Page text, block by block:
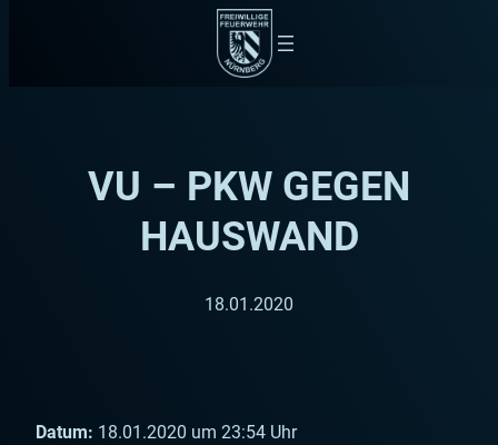
VU – PKW GEGEN
HAUSWAND
18.01.2020
Datum: 18.01.2020 um 23:54 Uhr